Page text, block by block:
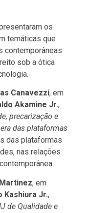
os
temáticas que
contemporâneas
sob a ótica
Canavezzi, em
Akamine Jr.,
precarização e
das plataformas
das plataformas
nas relações
, em
Kashiura Jr.,
de Qualidade e